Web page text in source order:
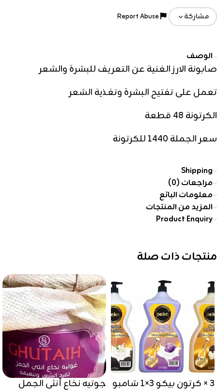
مشاركة
الوصف
صابونة الارز الغنية عن التعريف للبشرة والشعر
تعمل على تفتيح البشرة وتغذية الشعر
الكرتونة 48 قطعة
سعر الجملة 1440 للكرتونة
Shipping
مراجعات (0)
معلومات البائع
المزيد من المنتجات
Product Enquiry
منتجات ذات صلة
3 × كرتون بيكو 3×1 شامبو جوتيه نخاع أنثى الجمل